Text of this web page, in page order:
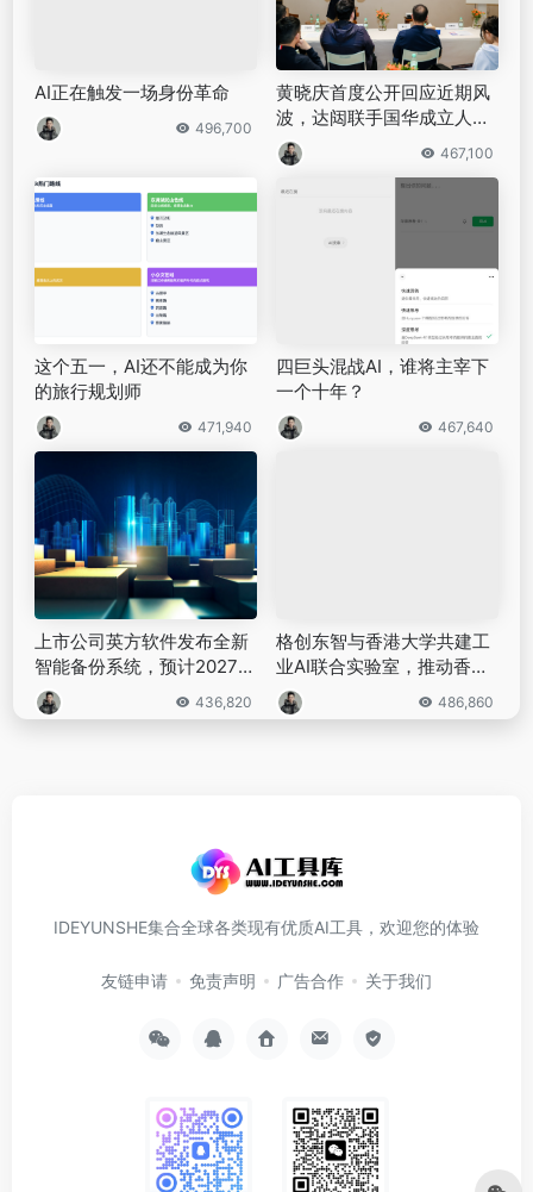
AI正在触发一场身份革命
496,700
黄晓庆首度公开回应近期风
波，达闼联手国华成立人形
机器人新公司
467,100
这个五一，AI还不能成为你
的旅行规划师
471,940
四巨头混战AI，谁将主宰下
一个十年？
467,640
上市公司英方软件发布全新
智能备份系统，预计2027年
信创产业规模超3.7万亿元
436,820
格创东智与香港大学共建工
业AI联合实验室，推动香港
成为全球工业AI创新枢纽
486,860
IDEYUNSHE集合全球各类现有优质AI工具，欢迎您的体验
友链申请 免责声明 广告合作 关于我们